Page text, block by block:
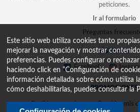
peticiones.
Ir al formulario
Preguntas
SÍGUENOS
Facebook
PROMOCIONES
Recibir promociones Cambiar mis
Este sitio web utiliza cookies tanto
mejorar la navegación y mostrar
preferencias. Puedes configurar o
haciendo click en “Configuración de
información detallada sobre cómo utiliza
cómo deshabilitarlas, puedes consultar la